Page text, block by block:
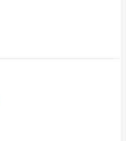
blog.com